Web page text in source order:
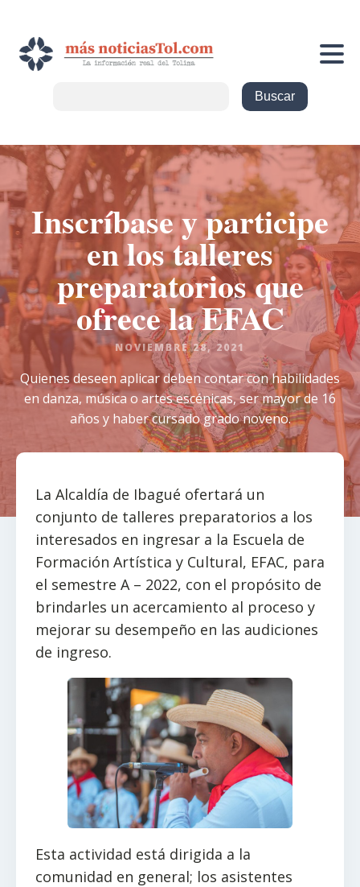
Inscríbase y participe
en los talleres
preparatorios que
ofrece la EFAC
NOVIEMBRE 28, 2021
Quienes deseen aplicar deben contar con habilidades
en danza, música o artes escénicas, ser mayor de 16
años y haber cursado grado noveno.
La Alcaldía de Ibagué ofertará un
conjunto de talleres preparatorios a los
interesados en ingresar a la Escuela de
Formación Artística y Cultural, EFAC, para
el semestre A – 2022, con el propósito de
brindarles un acercamiento al proceso y
mejorar su desempeño en las audiciones
de ingreso.
Esta actividad está dirigida a la
comunidad en general; los asistentes